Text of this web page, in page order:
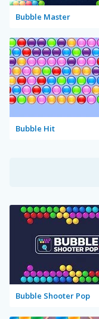
Bubble Master
Bubble Hit
Bubble Shooter Pop